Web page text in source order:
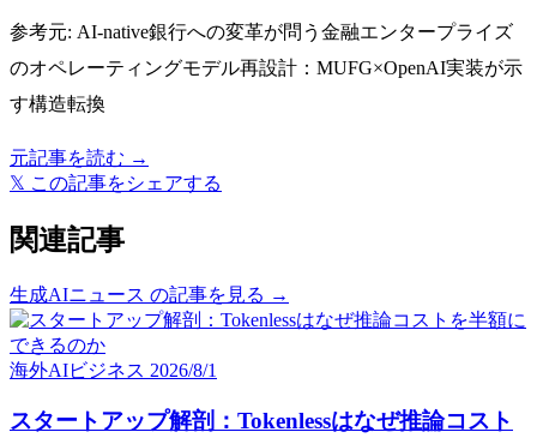
参考元: AI-native銀行への変革が問う金融エンタープライズ
のオペレーティングモデル再設計：MUFG×OpenAI実装が示
す構造転換
元記事を読む →
𝕏 この記事をシェアする
関連記事
生成AIニュース の記事を見る →
海外AIビジネス 2026/8/1
スタートアップ解剖：Tokenlessはなぜ推論コスト